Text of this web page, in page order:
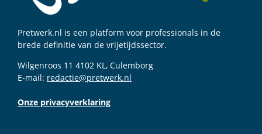
Pretwerk.nl is een platform voor professionals in de
brede definitie van de vrijetijdssector.
Wilgenroos 11 4102 KL, Culemborg
E-mail: redactie@pretwerk.nl
Onze privacyverklaring